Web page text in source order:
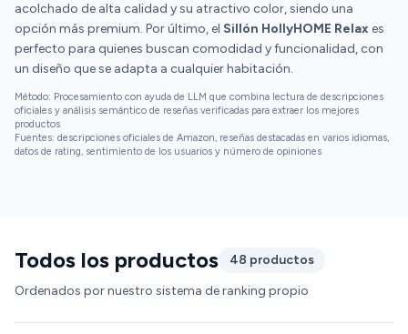
acolchado de alta calidad y su atractivo color, siendo una
opción más premium. Por último, el Sillón HollyHOME Relax es
perfecto para quienes buscan comodidad y funcionalidad, con
un diseño que se adapta a cualquier habitación.
Método: Procesamiento con ayuda de LLM que combina lectura de descripciones
oficiales y análisis semántico de reseñas verificadas para extraer los mejores
productos
Fuentes: descripciones oficiales de Amazon, reseñas destacadas en varios idiomas,
datos de rating, sentimiento de los usuarios y número de opiniones
Todos los productos
48 productos
Ordenados por nuestro sistema de ranking propio